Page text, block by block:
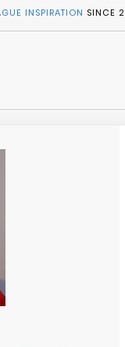
INSPIRATION SINCE